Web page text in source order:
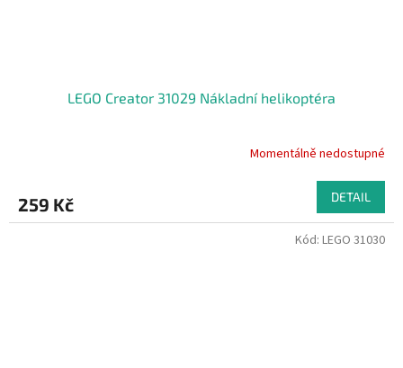
LEGO Creator 31029 Nákladní helikoptéra
Momentálně nedostupné
259 Kč DETAIL
Kód: LEGO 31030